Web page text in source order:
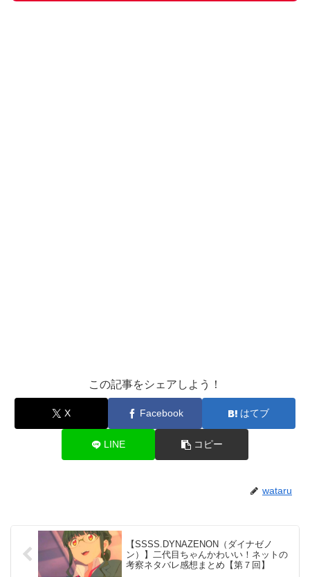
この記事をシェアしよう！
X Facebook はてブ
LINE コピー
wataru
【SSSS.DYNAZENON（ダイナゼノ
ン）】二代目ちゃんかわいい！ネットの
考察ネタバレ感想まとめ【第７回】